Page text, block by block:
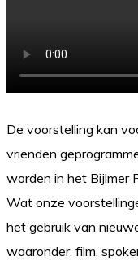
De voorstelling kan
vrienden
worden in het Bijlmer
Wat onze
het gebruik van
waaronder, film,